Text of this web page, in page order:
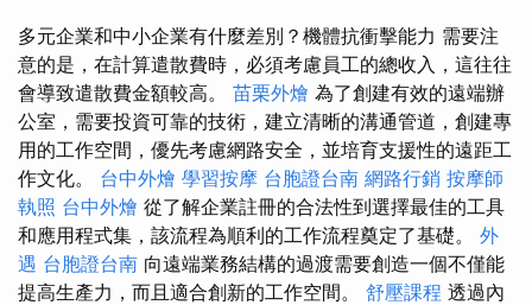
多元企業和中小企業有什麼差別？機體抗衝擊能力 需要注
意的是，在計算遣散費時，必須考慮員工的總收入，這往往
會導致遣散費金額較高。 苗栗外燴 為了創建有效的遠端辦
公室，需要投資可靠的技術，建立清晰的溝通管道，創建專
用的工作空間，優先考慮網路安全，並培育支援性的遠距工
作文化。 台中外燴 學習按摩 台胞證台南 網路行銷 按摩師
執照 台中外燴 從了解企業註冊的合法性到選擇最佳的工具
和應用程式集，該流程為順利的工作流程奠定了基礎。 外
遇 台胞證台南 向遠端業務結構的過渡需要創造一個不僅能
提高生產力，而且適合創新的工作空間。 舒壓課程 透過內